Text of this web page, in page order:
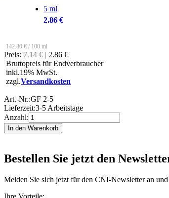
5 ml
2.86 €
142.80 € / 100 ml
Preis: 7.14 € | 2.86 €
Bruttopreis für Endverbraucher
inkl.19% MwSt.
zzgl.Versandkosten
Art.-Nr.:GF 2-5
Lieferzeit:3-5 Arbeitstage
Anzahl:
Bestellen Sie jetzt den
Melden Sie sich jetzt für den CNI-Newsletter an
Ihre Vorteile: